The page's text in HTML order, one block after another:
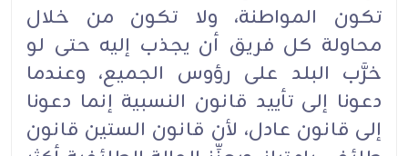
تكون المواطنة، ولا تكون من خلال
محاولة كل فريق أن يجذب إليه حتى لو
خرَّب البلد على رؤوس الجميع، وعندما
دعونا إلى تأييد قانون النسبية إنما دعونا
إلى قانون عادل، لأن قانون الستين قانون